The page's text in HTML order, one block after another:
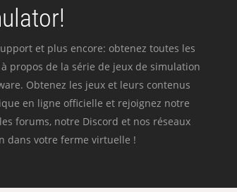
et plus encore: obtenez toutes les
propos de la série de jeux de simulation
Obtenez les jeux et leurs contenus
en ligne officielle et rejoignez notre
forums, notre Discord et nos réseaux
dans votre ferme virtuelle !